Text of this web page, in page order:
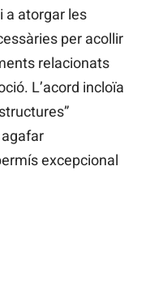
a atorgar les
per acollir
relacionats
L’acord incloïa
excepcional